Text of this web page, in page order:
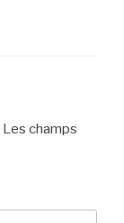
Les champs